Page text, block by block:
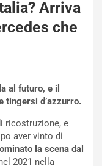
Arriva
che
al futuro, e il
tingersi d’azzurro.
ricostruzione, e
aver vinto di
la scena dal
2021 nella